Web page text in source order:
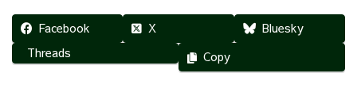
Facebook X
Bluesky
Threads
Copy